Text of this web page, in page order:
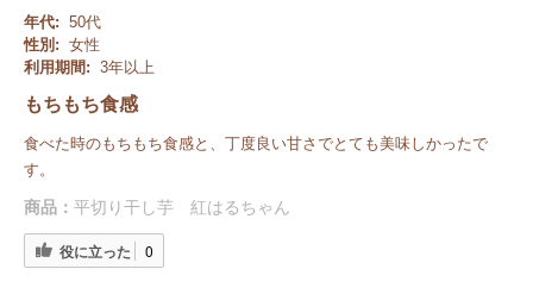
年代: 50代
性別: 女性
利用期間: 3年以上
もちもち食感
食べた時のもちもち食感と、丁度良い甘さでとても美味しかったで
す。
商品： 平切り干し芋 紅はるちゃん
役に立った 0